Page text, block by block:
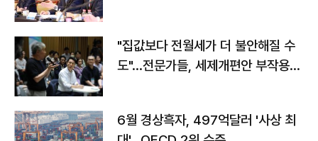
"집값보다 전월세가 더 불안해질 수
도"…전문가들, 세제개편안 부작용
6월 경상흑자, 497억달러 '사상 최